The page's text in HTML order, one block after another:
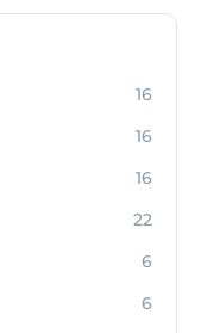
16
16
16
22
6
6